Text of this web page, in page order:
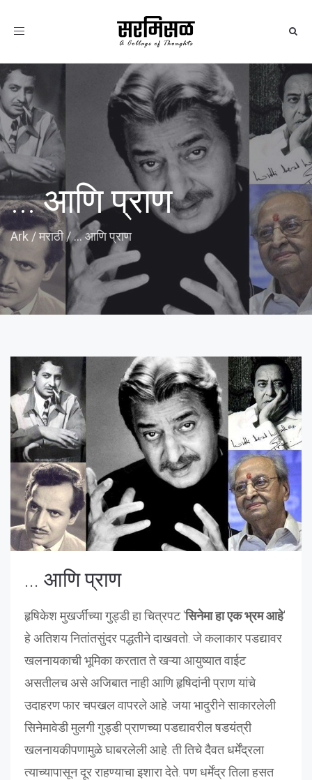
Toggle
... आणि प्राण
Ark /मराठी/... आणि प्राण
... आणि प्राण
हृषिकेश मुखर्जींच्या गुड्डी हा चित्रपट 'सिनेमा हा एक भ्रम आहे'
हे अतिशय नितांतसुंदर पद्धतीने दाखवतो. जे कलाकार पडद्यावर
खलनायकाची भूमिका करतात ते खऱ्या आयुष्यात वाईट
असतीलच असे अजिबात नाही आणि हृषिदांनी प्राण यांचे
उदाहरण फार चपखल वापरले आहे. जया भादुरीने साकारलेली
सिनेमावेडी मुलगी गुड्डी प्राणच्या पडद्यावरील षडयंत्री
खलनायकीपणामुळे घाबरलेली आहे. ती तिचे दैवत धर्मेंद्रला
त्याच्यापासून दूर राहण्याचा इशारा देते. पण धर्मेंद्र तिला हसत